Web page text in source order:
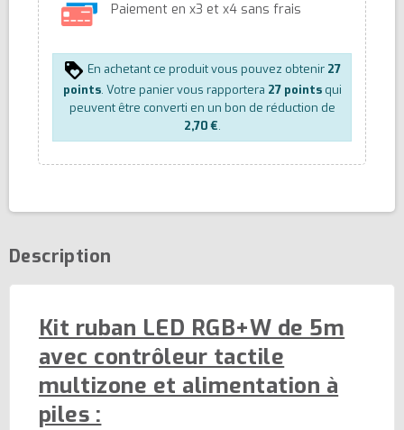
Paiement en x3 et x4 sans frais
En achetant ce produit vous pouvez obtenir 27
points. Votre panier vous rapportera 27pointsqui
peuvent être converti en un bon de réduction de
2,70 €.
Description
Kit ruban LED RGB+W de 5m
avec contrôleur tactile
multizone et alimentation à
piles :